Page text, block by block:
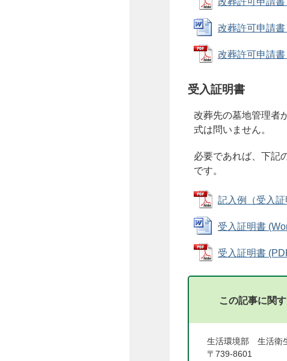
改葬許可申請
改葬許可申請
受入証明書
改葬先の墓地管理者
式は問いません。
必要であれば、下記
です。
記入例（受入
受入証明書
受入証明書
この記事に関
生活環境部 生活衛
〒739-8601